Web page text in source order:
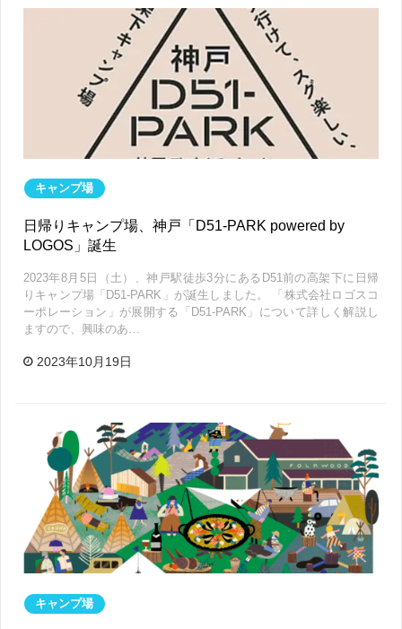
キャンプ場
日帰りキャンプ場、神戸「D51-PARK powered by
LOGOS」誕生
2023年8月5日（土）、神戸駅徒歩3分にあるD51前の高架下に日帰
りキャンプ場「D51-PARK」が誕生しました。 「株式会社ロゴスコ
ーポレーション」が展開する「D51-PARK」について詳しく解説し
ますので、興味のあ…
2023年10月19日
キャンプ場